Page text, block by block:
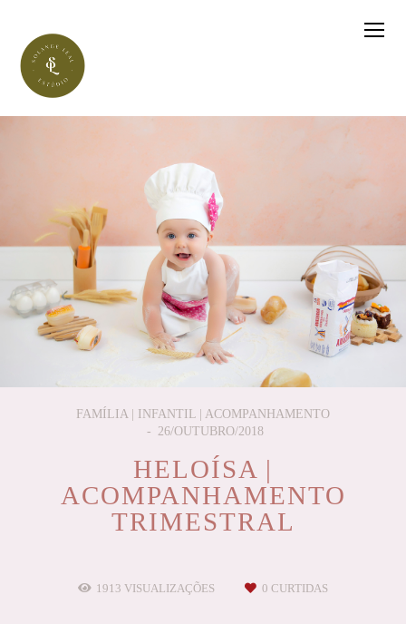
FAMÍLIA | INFANTIL | ACOMPANHAMENTO
26/OUTUBRO/2018
HELOÍSA |
ACOMPANHAMENTO
TRIMESTRAL
1913 VISUALIZAÇÕES 0 CURTIDAS